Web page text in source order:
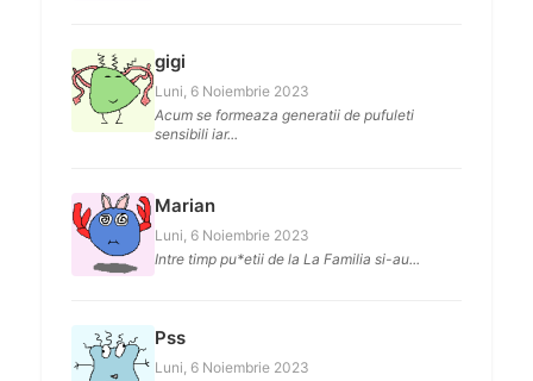
gigi
Luni, 6 Noiembrie 2023
Acum se formeaza generatii de pufuleti
sensibili iar...
Marian
Luni, 6 Noiembrie 2023
Intre timp pu*etii de la La Familia si-au...
Pss
Luni, 6 Noiembrie 2023